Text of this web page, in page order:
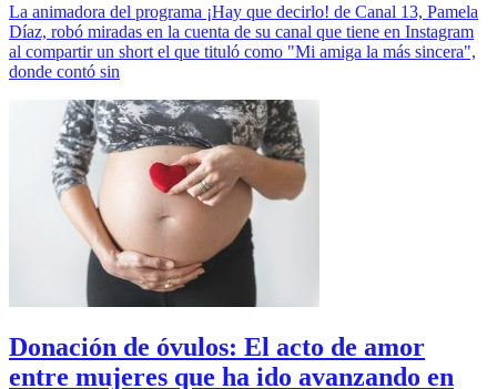
La animadora del programa ¡Hay que decirlo! de Canal 13, Pamela
Díaz, robó miradas en la cuenta de su canal que tiene en Instagram
al compartir un short el que tituló como "Mi amiga la más sincera",
donde contó sin
Donación de óvulos: El acto de amor
entre mujeres que ha ido avanzando en